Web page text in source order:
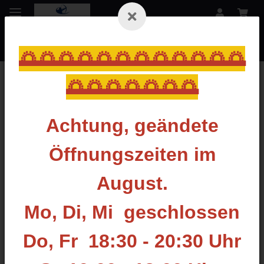
🌅🌅🌅🌅🌅🌅🌅🌅🌅🌅🌅🌅
🌅🌅🌅🌅🌅🌅🌅
Achtung, geändete
Öffnungszeiten im
August.
Mo, Di, Mi geschlossen
Do, Fr 18:30 - 20:30 Uhr
SPIN WING
Filter und Sortierung
Artikel 1 - 2 von 2